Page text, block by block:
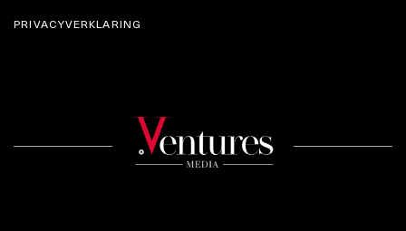
PRIVACYVERKLARING